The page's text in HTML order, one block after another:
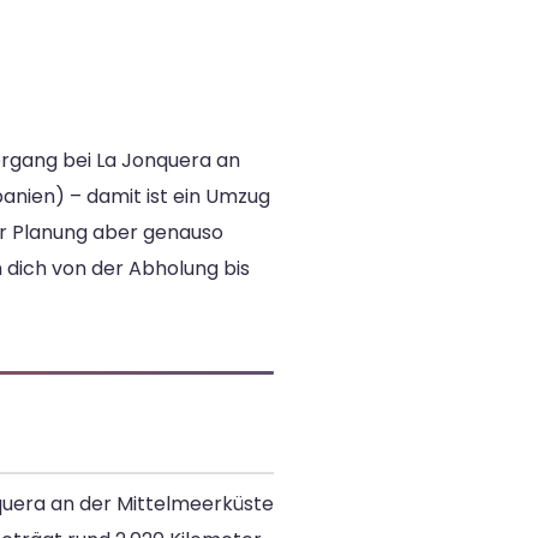
bei La Jonquera an
– damit ist ein Umzug
Planung aber genauso
von der Abholung bis
an der Mittelmeerküste